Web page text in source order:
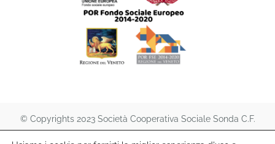
© Copyrights 2023 Società Cooperativa Sociale Sonda C.F.